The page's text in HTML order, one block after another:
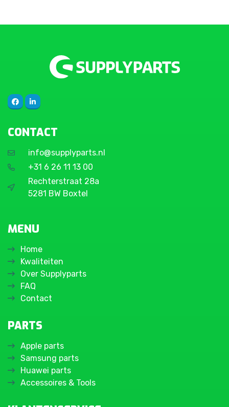
CONTACT
info@supplyparts.nl
+31 6 26 11 13 00
Rechterstraat 28a
5281 BW Boxtel
MENU
Home
Kwaliteiten
Over Supplyparts
FAQ
Contact
PARTS
Apple parts
Samsung parts
Huawei parts
Accessoires & Tools